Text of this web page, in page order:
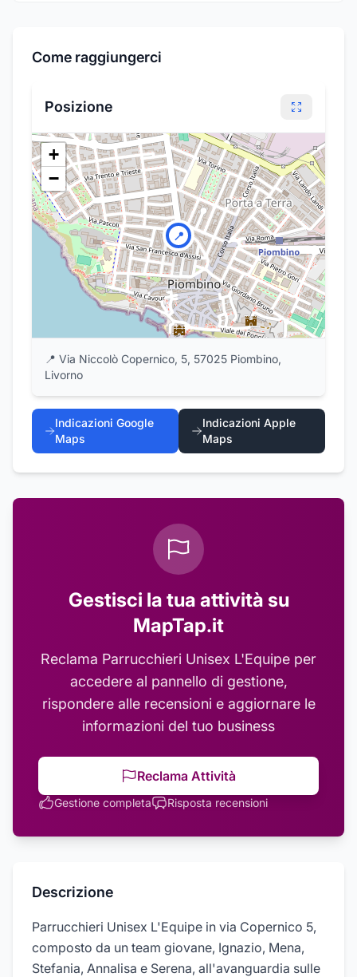
Come raggiungerci
Posizione
📍
+
−
📍 Via Niccolò Copernico, 5, 57025 Piombino,
Livorno
Indicazioni Google
Maps
Indicazioni Apple
Maps
Gestisci la tua attività su
MapTap.it
Reclama Parrucchieri Unisex L'Equipe per
accedere al pannello di gestione,
rispondere alle recensioni e aggiornare le
informazioni del tuo business
Reclama Attività
Gestione completa Risposta recensioni
Descrizione
Parrucchieri Unisex L'Equipe in via Copernico 5,
composto da un team giovane, Ignazio, Mena,
Stefania, Annalisa e Serena, all'avanguardia sulle